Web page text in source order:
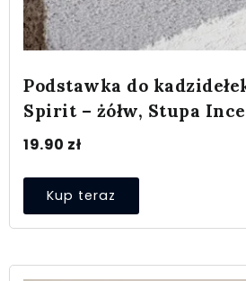
Podstawka do
Spirit – żółw, Stupa
19.90 zł
Kup teraz